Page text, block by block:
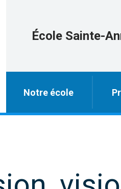
École Sainte-
Notre école